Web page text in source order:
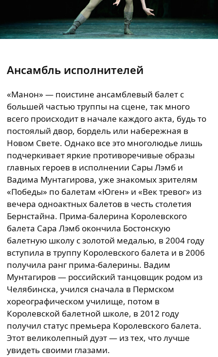
Ансамбль исполнителей
«Манон» — поистине ансамблевый балет с
большей частью труппы на сцене, так много
всего происходит в начале каждого акта, будь то
постоялый двор, бордель или набережная в
Новом Свете. Однако все это многолюдье лишь
подчеркивает яркие противоречивые образы
главных героев в исполнении Сары Лэмб и
Вадима Мунтагирова, уже знакомых зрителям
«Победы» по балетам «Юген» и «Век тревог» из
вечера одноактных балетов в честь столетия
Бернстайна. Прима-балерина Королевского
балета Сара Лэмб окончила Бостонскую
балетную школу с золотой медалью, в 2004 году
вступила в труппу Королевского балета и в 2006
получила ранг прима-балерины. Вадим
Мунтагиров — российский танцовщик родом из
Челябинска, учился сначала в Пермском
хореографическом училище, потом в
Королевской балетной школе, в 2012 году
получил статус премьера Королевского балета.
Этот великолепный дуэт — из тех, что лучше
увидеть своими глазами.